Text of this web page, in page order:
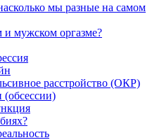
мы разные на самом
и мужском оргазме?
расстройство (ОКР)